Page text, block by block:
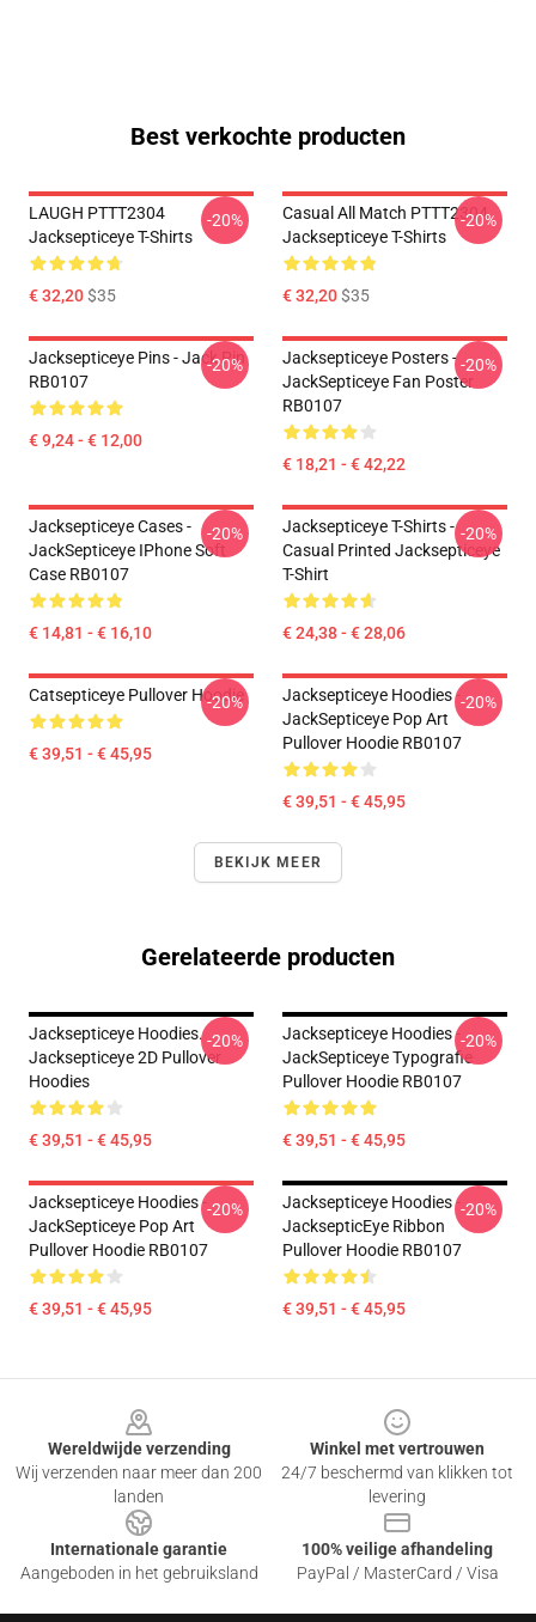
Best verkochte producten
LAUGH PTTT2304
Jacksepticeye T-Shirts
€ 32,20$35
-20%
Casual All Match PTTT2304
Jacksepticeye T-Shirts
€ 32,20$35
-20%
Jacksepticeye Pins - Jack Pin
RB0107
€ 9,24 - € 12,00
-20%
Jacksepticeye Posters -
JackSepticeye Fan Poster
RB0107
€ 18,21 - € 42,22
-20%
Jacksepticeye Cases -
JackSepticeye IPhone Soft
Case RB0107
€ 14,81 - € 16,10
-20%
Jacksepticeye T-Shirts -
Casual Printed Jacksepticeye
T-Shirt
€ 24,38 - € 28,06
-20%
Catsepticeye Pullover Hoodie
€ 39,51 - € 45,95
-20%
Jacksepticeye Hoodies -
JackSepticeye Pop Art
Pullover Hoodie RB0107
€ 39,51 - € 45,95
-20%
BEKIJK MEER
Gerelateerde producten
Jacksepticeye Hoodies.
Jacksepticeye 2D Pullover
Hoodies
€ 39,51 - € 45,95
-20%
Jacksepticeye Hoodies -
JackSepticeye Typografie
Pullover Hoodie RB0107
€ 39,51 - € 45,95
-20%
Jacksepticeye Hoodies -
JackSepticeye Pop Art
Pullover Hoodie RB0107
€ 39,51 - € 45,95
-20%
Jacksepticeye Hoodies -
JacksepticEye Ribbon
Pullover Hoodie RB0107
€ 39,51 - € 45,95
-20%
Wereldwijde verzending
Wij verzenden naar meer dan 200
landen
Winkel met vertrouwen
24/7 beschermd van klikken tot
levering
Internationale garantie
Aangeboden in het gebruiksland
100% veilige afhandeling
PayPal / MasterCard / Visa